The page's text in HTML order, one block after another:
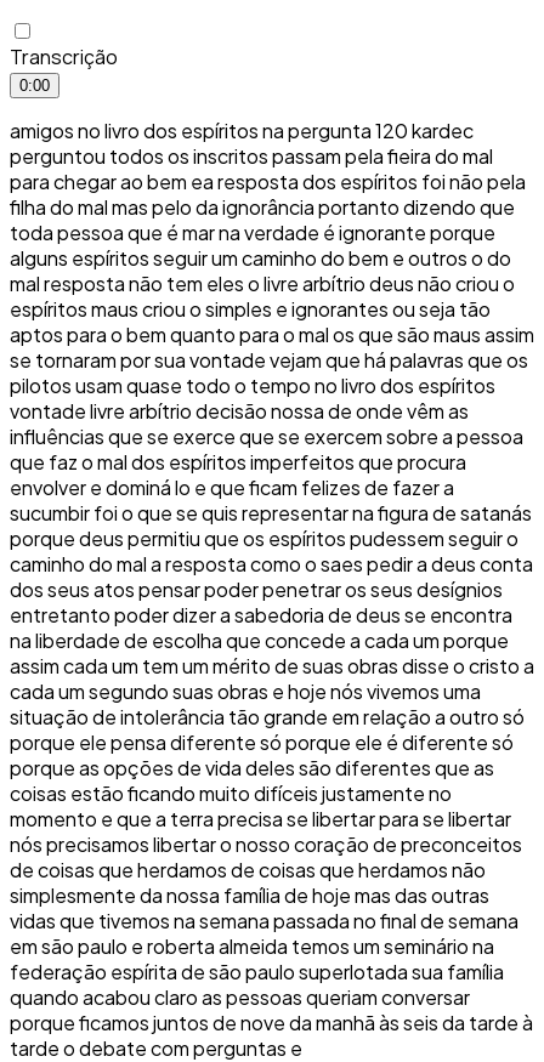
Transcrição
0:00
amigos no livro dos espíritos na pergunta 120 kardec
perguntou todos os inscritos passam pela fieira do mal
para chegar ao bem ea resposta dos espíritos foi não pela
filha do mal mas pelo da ignorância portanto dizendo que
toda pessoa que é mar na verdade é ignorante porque
alguns espíritos seguir um caminho do bem e outros o do
mal resposta não tem eles o livre arbítrio deus não criou o
espíritos maus criou o simples e ignorantes ou seja tão
aptos para o bem quanto para o mal os que são maus assim
se tornaram por sua vontade vejam que há palavras que os
pilotos usam quase todo o tempo no livro dos espíritos
vontade livre arbítrio decisão nossa de onde vêm as
influências que se exerce que se exercem sobre a pessoa
que faz o mal dos espíritos imperfeitos que procura
envolver e dominá lo e que ficam felizes de fazer a
sucumbir foi o que se quis representar na figura de satanás
porque deus permitiu que os espíritos pudessem seguir o
caminho do mal a resposta como o saes pedir a deus conta
dos seus atos pensar poder penetrar os seus desígnios
entretanto poder dizer a sabedoria de deus se encontra
na liberdade de escolha que concede a cada um porque
assim cada um tem um mérito de suas obras disse o cristo a
cada um segundo suas obras e hoje nós vivemos uma
situação de intolerância tão grande em relação a outro só
porque ele pensa diferente só porque ele é diferente só
porque as opções de vida deles são diferentes que as
coisas estão ficando muito difíceis justamente no
momento e que a terra precisa se libertar para se libertar
nós precisamos libertar o nosso coração de preconceitos
de coisas que herdamos de coisas que herdamos não
simplesmente da nossa família de hoje mas das outras
vidas que tivemos na semana passada no final de semana
em são paulo e roberta almeida temos um seminário na
federação espírita de são paulo superlotada sua família
quando acabou claro as pessoas queriam conversar
porque ficamos juntos de nove da manhã às seis da tarde à
tarde o debate com perguntas e